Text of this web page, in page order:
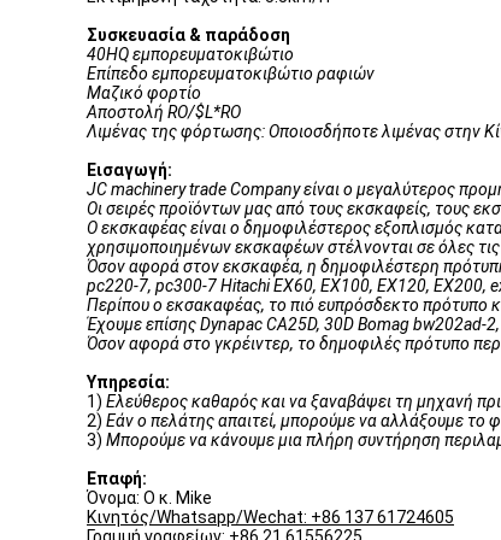
Συσκευασία & παράδοση
40HQ εμπορευματοκιβώτιο
Επίπεδο εμπορευματοκιβώτιο ραφιών
Μαζικό φορτίο
Αποστολή RO/$L*RO
Λιμένας της φόρτωσης: Οποιοσδήποτε λιμένας στην
Εισαγωγή:
JC machinery trade Company είναι ο μεγαλύτερος
Οι σειρές προϊόντων μας από τους εκσκαφείς, τους
Ο εκσκαφέας είναι ο δημοφιλέστερος εξοπλισμός
χρησιμοποιημένων εκσκαφέων στέλνονται σε όλες
Όσον αφορά στον εκσκαφέα, η δημοφιλέστερη
pc220-7, pc300-7 Hitachi EX60, EX100, EX120,
Περίπου ο εκσακαφέας, το πιό ευπρόσδεκτο πρότυπο
Έχουμε επίσης Dynapac CA25D, 30D Bomag
Όσον αφορά στο γκρέιντερ, το δημοφιλές πρότυπο
Υπηρεσία:
1) Ελεύθερος καθαρός και να ξαναβάψει τη μηχανή
2) Εάν ο πελάτης απαιτεί, μπορούμε να αλλάξουμε το
3) Μπορούμε να κάνουμε μια πλήρη συντήρηση
Επαφή:
Όνομα: Ο κ. Mike
Κινητός/Whatsapp/Wechat: +86 137 61724605